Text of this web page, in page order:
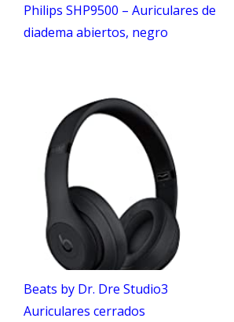
Philips SHP9500 – Auriculares de
diadema abiertos, negro
Beats by Dr. Dre Studio3
Auriculares cerrados